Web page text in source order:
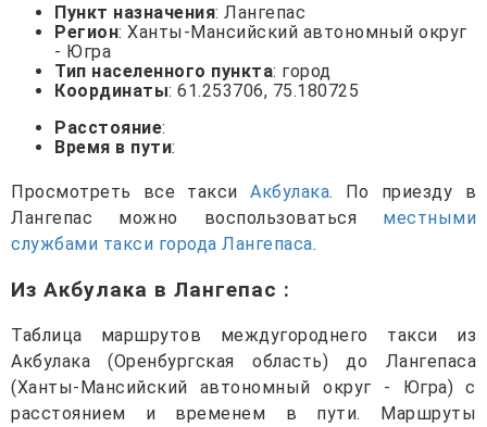
Пункт назначения: Лангепас
Регион: Ханты-Мансийский автономный округ
- Югра
Тип населенного пункта: город
Координаты: 61.253706, 75.180725
Расстояние:
Время в пути:
Просмотреть все такси Акбулака. По приезду в
Лангепас можно воспользоваться местными
службами такси города Лангепаса.
Из Акбулака в Лангепас :
Таблица маршрутов междугороднего такси из
Акбулака (Оренбургская область) до Лангепаса
(Ханты-Мансийский автономный округ - Югра) с
расстоянием и временем в пути. Маршруты